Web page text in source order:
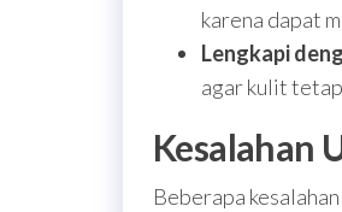
karena dapat
Lengkapi
agar kulit
Kesalahan
Beberapa